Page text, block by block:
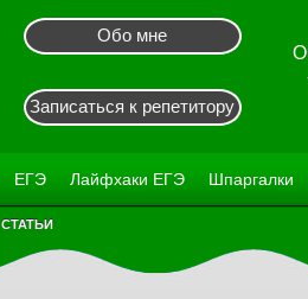
Обо мне
Записаться к репетитору
ЕГЭ Лайфхаки ЕГЭ Шпаргалки
СТАТЬИ